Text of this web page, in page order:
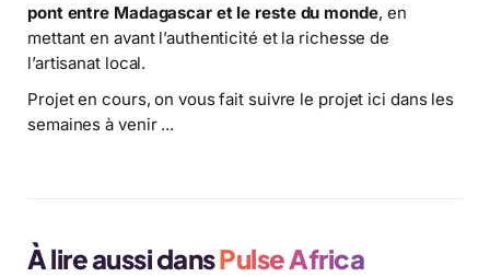
pont entre Madagascar et le reste du monde, en
mettant en avant l’authenticité et la richesse de
l’artisanat local.
Projet en cours, on vous fait suivre le projet ici dans les
semaines à venir ...
À lire aussi dansPulse Africa